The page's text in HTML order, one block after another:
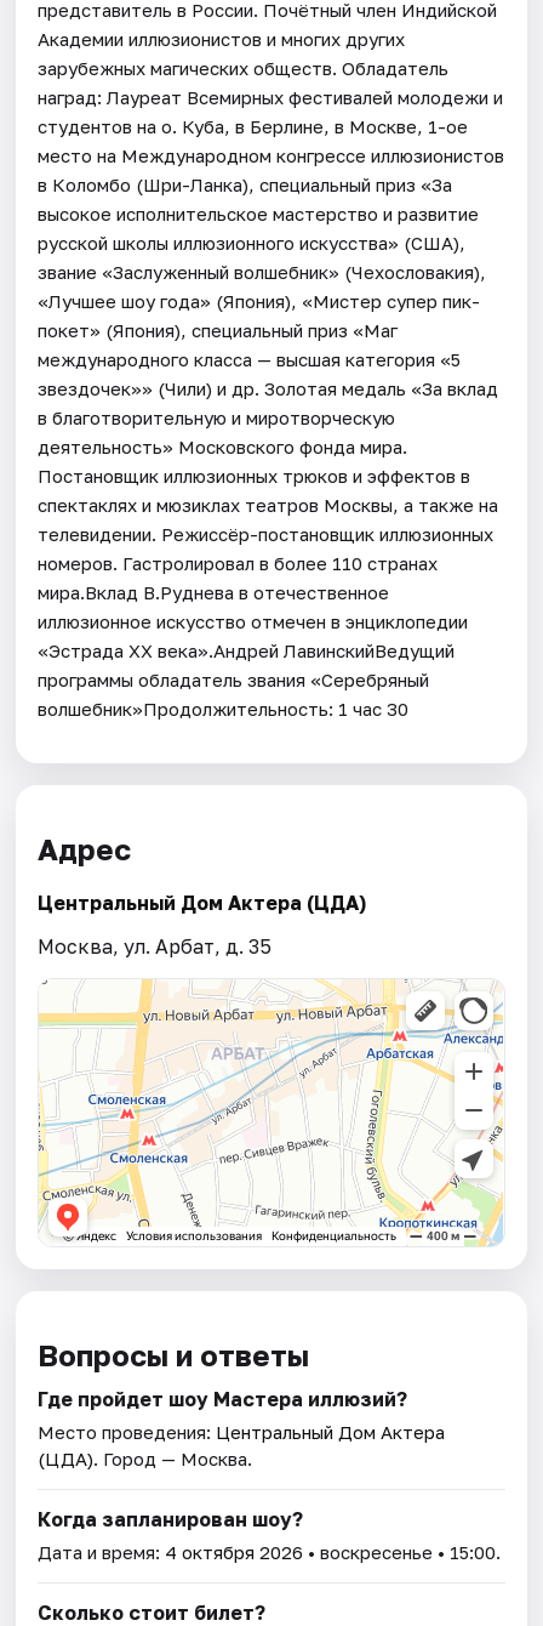
представитель в России. Почётный член Индийской
Академии иллюзионистов и многих других
зарубежных магических обществ. Обладатель
наград: Лауреат Всемирных фестивалей молодежи и
студентов на о. Куба, в Берлине, в Москве, 1-ое
место на Международном конгрессе иллюзионистов
в Коломбо (Шри-Ланка), специальный приз «За
высокое исполнительское мастерство и развитие
русской школы иллюзионного искусства» (США),
звание «Заслуженный волшебник» (Чехословакия),
«Лучшее шоу года» (Япония), «Мистер супер пик-
покет» (Япония), специальный приз «Маг
международного класса — высшая категория «5
звездочек»» (Чили) и др. Золотая медаль «За вклад
в благотворительную и миротворческую
деятельность» Московского фонда мира.
Постановщик иллюзионных трюков и эффектов в
спектаклях и мюзиклах театров Москвы, а также на
телевидении. Режиссёр-постановщик иллюзионных
номеров. Гастролировал в более 110 странах
мира.Вклад В.Руднева в отечественное
иллюзионное искусство отмечен в энциклопедии
«Эстрада ХХ века».Андрей ЛавинскийВедущий
программы обладатель звания «Cepeбpяный
волшебник»Продолжительность: 1 час 30
Адрес
Центральный Дом Актера (ЦДА)
Москва, ул. Арбат, д. 35
Вопросы и ответы
Где пройдет шоу Мастера иллюзий?
Место проведения: Центральный Дом Актера
(ЦДА). Город — Москва.
Когда запланирован шоу?
Дата и время: 4 октября 2026 • воскресенье • 15:00.
Сколько стоит билет?